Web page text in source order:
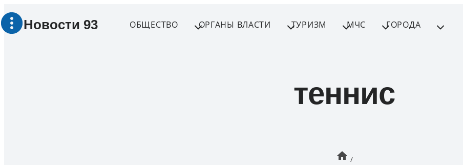
Перейти
Новости 93 ОБЩЕСТВО ОРГАНЫ ВЛАСТИ ТУРИЗМ МЧС ГОРОДА
теннис
/